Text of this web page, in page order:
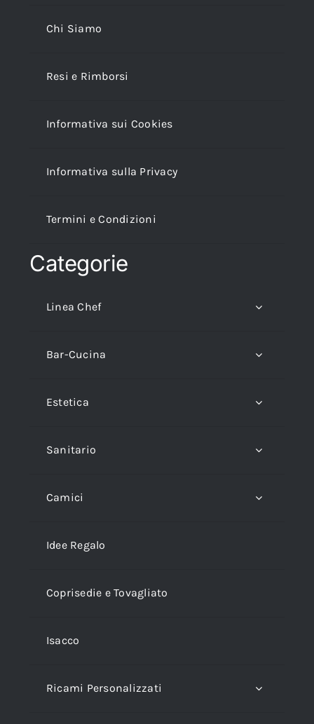
Chi Siamo
Resi e Rimborsi
Informativa sui Cookies
Informativa sulla Privacy
Termini e Condizioni
Categorie
Linea Chef
Bar-Cucina
Estetica
Sanitario
Camici
Idee Regalo
Coprisedie e Tovagliato
Isacco
Ricami Personalizzati